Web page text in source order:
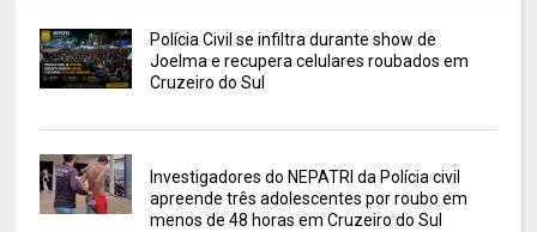
Polícia Civil se infiltra durante show de
Joelma e recupera celulares roubados em
Cruzeiro do Sul
Investigadores do NEPATRI da Polícia civil
apreende três adolescentes por roubo em
menos de 48 horas em Cruzeiro do Sul